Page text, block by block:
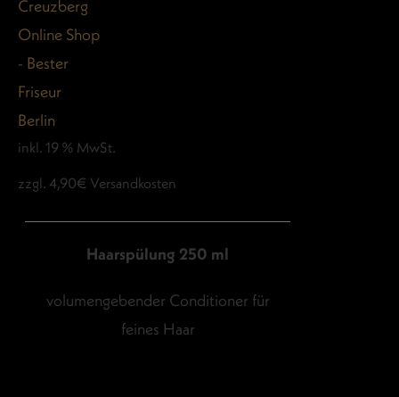
inkl. 19 % MwSt.
zzgl. 4,90€ Versandkosten
Haarspülung 250 ml
volumengebender Conditioner für
feines Haar